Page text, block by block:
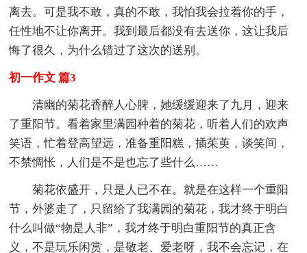
离去。可是我不敢，真的不敢，我怕我会拉着你的手，
任性地不让你离开。我到最后都没有去送你，这让我后
悔了很久，为什么错过了这次的送别。
初一作文 篇3
清幽的菊花香醉人心脾，她缓缓迎来了九月，迎来
了重阳节。看着家里满园种着的菊花，听着人们的欢声
笑语，忙着登高望远，准备重阳糕，插茱萸，谈笑间，
不禁惆怅，人们是不是也忘了些什么……
菊花依盛开，只是人已不在。就是在这样一个重阳
节，外婆走了，只留给了我满园的菊花，我才终于明白
什么叫做“物是人非”，我才终于明白重阳节的真正含
义，不是玩乐闲赏，是敬老、爱老呀，我不会忘记，在